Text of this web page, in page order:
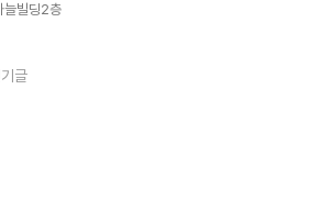
빌딩2층
글